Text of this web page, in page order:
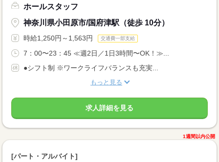
ホールスタッフ
神奈川県小田原市/国府津駅（徒歩 10分）
時給1,250円～1,563円 交通費一部支給
7：00〜23：45 ≪週2日／1日3時間〜OK！≫...
●シフト制 ※ワークライフバランスも充実...
もっと見る
求人詳細を見る
1週間以内公開
[パート・アルバイト]